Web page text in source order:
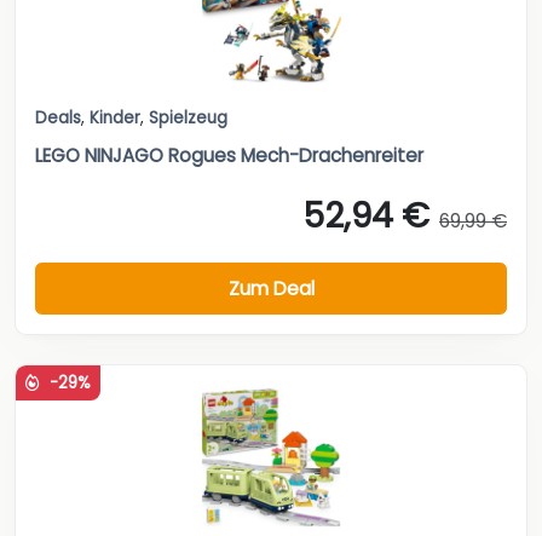
Deals, Kinder, Spielzeug
LEGO NINJAGO Rogues Mech-Drachenreiter
52,94 € 69,99 €
Zum Deal
-29%